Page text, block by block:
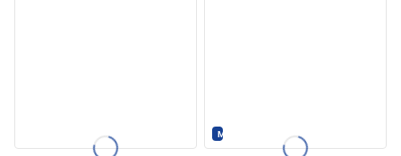
Maloja - PEC POD SNĚŽKOU